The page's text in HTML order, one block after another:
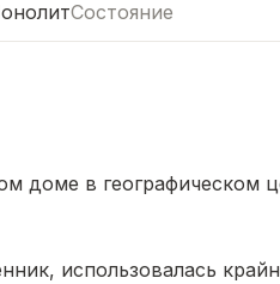
Состояние
доме в географическом
использовалась